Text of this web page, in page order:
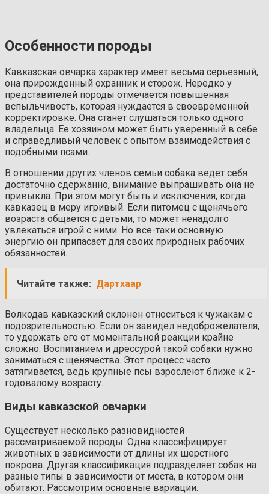
Особенности породы
Кавказская овчарка характер имеет весьма серьезный,
она прирожденный охранник и сторож. Нередко у
представителей породы отмечается повышенная
вспыльчивость, которая нуждается в своевременной
корректировке. Она станет слушаться только одного
владельца. Ее хозяином может быть уверенный в себе
и справедливый человек с опытом взаимодействия с
подобными псами.
В отношении других членов семьи собака ведет себя
достаточно сдержанно, внимание выпрашивать она не
привыкла. При этом могут быть и исключения, когда
кавказец в меру игривый. Если питомец с щенячьего
возраста общается с детьми, то может ненадолго
увлекаться игрой с ними. Но все-таки основную
энергию он припасает для своих природных рабочих
обязанностей.
Читайте также: Дартхаар
Волкодав кавказский склонен относиться к чужакам с
подозрительностью. Если он завидел недоброжелателя,
то удержать его от моментальной реакции крайне
сложно. Воспитанием и дрессурой такой собаки нужно
заниматься с щенячества. Этот процесс часто
затягивается, ведь крупные псы взрослеют ближе к 2-
годовалому возрасту.
Виды кавказской овчарки
Существует несколько разновидностей
рассматриваемой породы. Одна классифицирует
животных в зависимости от длины их шерстного
покрова. Другая классификация подразделяет собак на
разные типы в зависимости от места, в котором они
обитают. Рассмотрим основные вариации.